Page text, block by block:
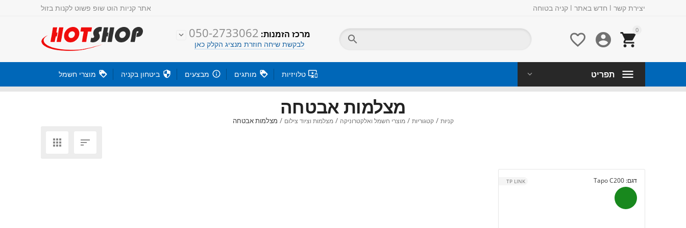
יצירת קשר חדש באתר קניה בטוחה אתר קניותהוט שופ פשוט לקנות בזול
0




050-2733062 :מרכז הזמנות 
לבקשת שיחה חוזרת מנציג הקלק כאן
תפריט  טלויזיות  מותגים  מבצעים  ביטחון בקניה  מוצרי חשמל
מצלמות אבטחה
קניות / קטגוריות / מוצרי חשמל ואלקטרוניקה / מצלמות וציוד צילום / מצלמות אבטחה


דגם: Tapo C200
TP LINK